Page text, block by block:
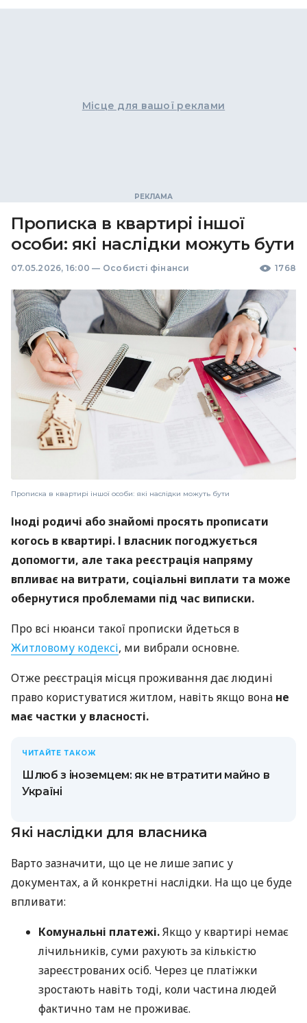
Місце для вашої реклами
Прописка в квартирі іншої
особи: які наслідки можуть бути
07.05.2026, 16:00 — Особисті фінанси 1768
Прописка в квартирі іншої особи: які наслідки можуть бути
Іноді родичі або знайомі просять прописати
когось в квартирі. І власник погоджується
допомогти, але така реєстрація напряму
впливає на витрати, соціальні виплати та може
обернутися проблемами під час виписки.
Про всі нюанси такої прописки йдеться в
Житловому кодексі, ми вибрали основне.
Отже реєстрація місця проживання дає людині
право користуватися житлом, навіть якщо вона не
має частки у власності.
ЧИТАЙТЕ ТАКОЖ
Шлюб з іноземцем: як не втратити майно в
Україні
Які наслідки для власника
Варто зазначити, що це не лише запис у
документах, а й конкретні наслідки. На що це буде
впливати:
Комунальні платежі.Якщо у квартирі немає
лічильників, суми рахують за кількістю
зареєстрованих осіб. Через це платіжки
зростають навіть тоді, коли частина людей
фактично там не проживає.